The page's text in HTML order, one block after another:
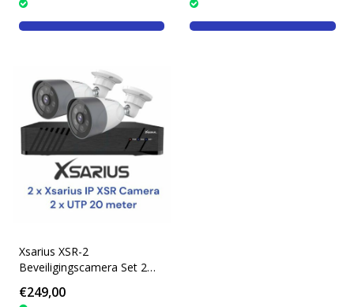
Xsarius XSR-2
Beveiligingscamera Set 2
4MP Full HD 1080p
€249,00